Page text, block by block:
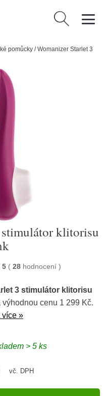
Vyhledávání
pomůcky /Womanizer Starlet 3
klitorisu
5 ( 28 hodnocení )
3 stimulátor klitorisu
výhodnou cenu 1 299 Kč.
více »
> 5 ks
vč. DPH